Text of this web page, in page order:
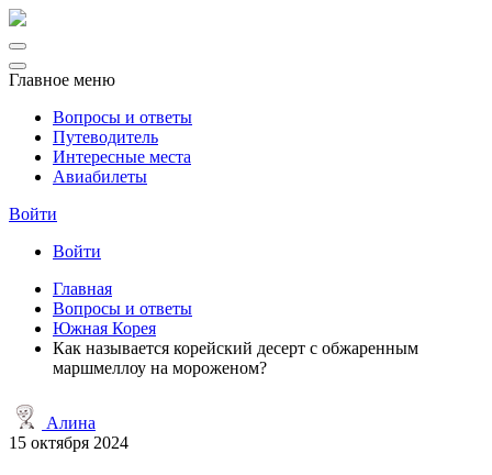
Главное меню
Вопросы и ответы
Путеводитель
Интересные места
Авиабилеты
Войти
Войти
Главная
Вопросы и ответы
Южная Корея
Как называется корейский десерт с обжаренным
маршмеллоу на мороженом?
Алина
15 октября 2024